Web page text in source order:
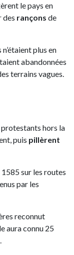
le pays en
des rançons de
plus en
abandonnées
terrains vagues.
protestants hors la
puis pillèrent
sur les routes
par les
reconnut
aura connu 25